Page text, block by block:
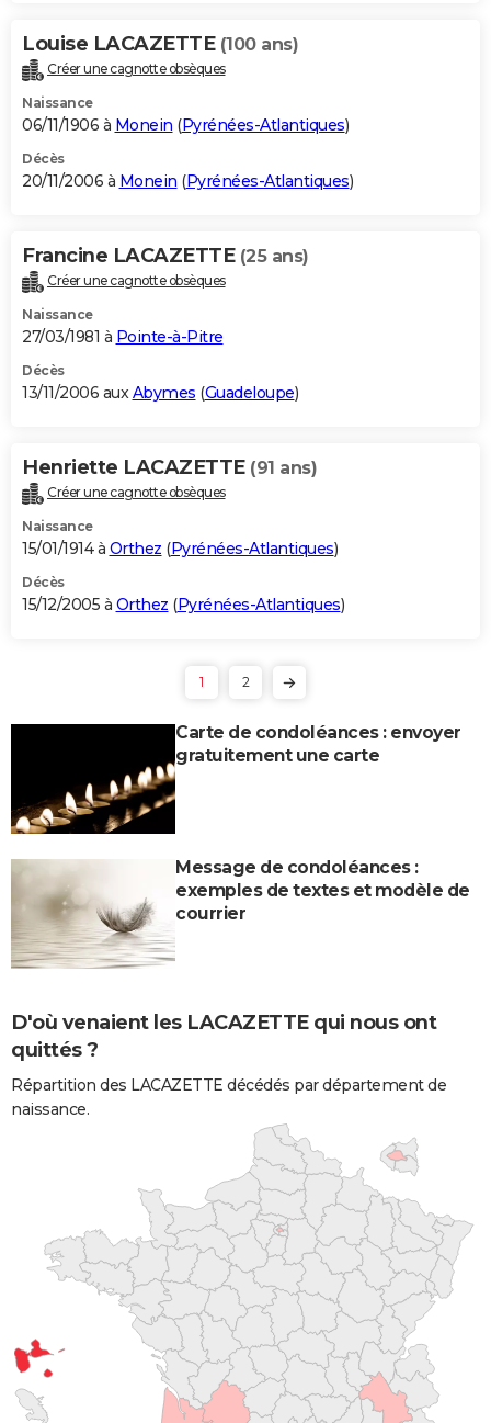
Louise LACAZETTE (100 ans)
Créer une cagnotte obsèques
Naissance
06/11/1906 à Monein (Pyrénées-Atlantiques)
Décès
20/11/2006 à Monein (Pyrénées-Atlantiques)
Francine LACAZETTE (25 ans)
Créer une cagnotte obsèques
Naissance
27/03/1981 à Pointe-à-Pitre
Décès
13/11/2006 auxAbymes (Guadeloupe)
Henriette LACAZETTE (91 ans)
Créer une cagnotte obsèques
Naissance
15/01/1914 à Orthez (Pyrénées-Atlantiques)
Décès
15/12/2005 à Orthez (Pyrénées-Atlantiques)
1 2
Carte de condoléances : envoyer
gratuitement une carte
Message de condoléances :
exemples de textes et modèle de
courrier
D'où venaient les LACAZETTE qui nous ont
quittés ?
Répartition des LACAZETTE décédés par département de
naissance.